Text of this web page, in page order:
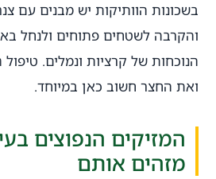
בשכונות הוותיקות יש מבנים עם
והקרבה לשטחים פתוחים ולנחל
הנוכחות של קרציות ונמלים.
ואת החצר חשוב כאן במיוחד.
המזיקים הנפוצים
מזהים אותם